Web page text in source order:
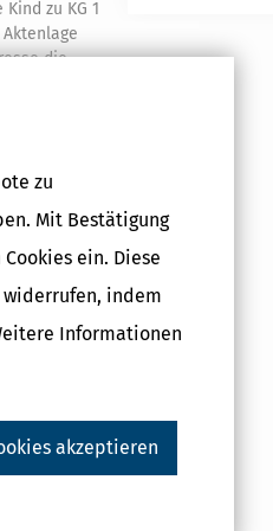
zu
Mit Bestätigung
ein. Diese
indem
Informationen
akzeptieren
zu KG 1
die
das
V 7.2).
ist
berechtigten